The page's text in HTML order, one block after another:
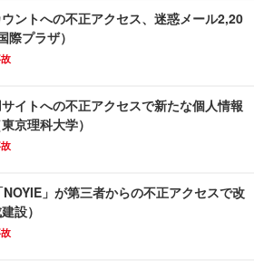
ントへの不正アクセス、迷惑メール2,20
際プラザ）
イトへの不正アクセスで新たな個人情報
京理科大学）
」が第三者からの不正アクセスで改
設）